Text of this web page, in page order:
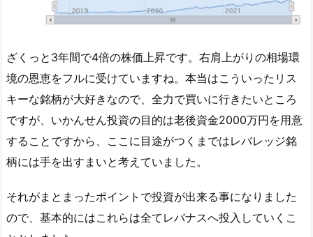
ざくっと3年間で4倍の株価上昇です。右肩上がりの相場環
境の恩恵をフルに受けていますね。本当はこういったリス
キーな銘柄が大好きなので、全力で買いに行きたいところ
ですが、いかんせん投資の目的は老後資金2000万円を用意
することですから、ここに目途がつくまではレバレッジ銘
柄には手を出すまいと考えていました。
それがまとまったポイントで投資が出来る事になりました
ので、基本的にはこれらは全てレバナスへ投入していくこ